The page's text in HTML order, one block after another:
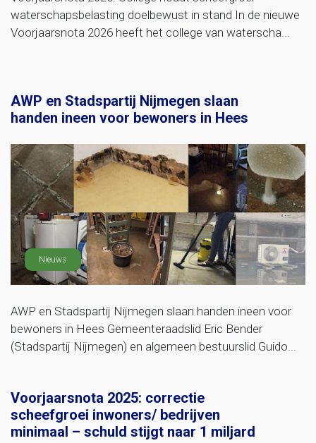
waterschapsbelasting doelbewust in stand In de nieuwe
Voorjaarsnota 2026 heeft het college van waterscha...
AWP en Stadspartij Nijmegen slaan
handen ineen voor bewoners in Hees
Nieuws
AWP en Stadspartij Nijmegen slaan handen ineen voor
bewoners in Hees Gemeenteraadslid Eric Bender
(Stadspartij Nijmegen) en algemeen bestuurslid Guido...
Voorjaarsnota 2025: correctie
scheefgroei inwoners/ bedrijven
minimaal – schuld stijgt naar 1 miljard